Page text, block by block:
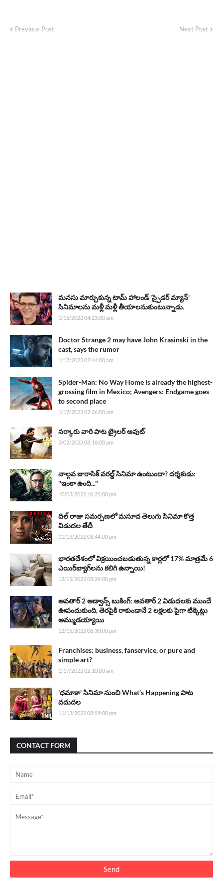
Previous Post Next Post
మనసు మార్చుకున్న టామ్ హాలండ్ 'స్పైడర్ మ్యాన్'
సినిమాలను మళ్లీ మళ్లీ తీయాలనుకుంటున్నాడు.
1/16/2022 04:23:00 am
Doctor Strange 2 may have John Krasinski in the
cast, says the rumor
1/17/2022 02:44:00 am
Spider-Man: No Way Home is already the highest-
grossing film in Mexico; Avengers: Endgame goes
to second place
1/17/2022 02:26:00 am
సర్కారు వారి పాట ట్రైలర్ అవుట్
5/02/2022 08:16:00 am
నాల్గవ జురాసిక్ వరల్డ్ సినిమా ఉంటుందా? దర్శకుడు:
"ఇంకా ఉంది..."
10/03/2022 10:25:00 pm
దిల్ రాజు సమర్పణలో మసూద తెలుగు సినిమా కొత్త
విడుదల తేదీ
11/13/2022 08:44:00 pm
భారతదేశంలో విక్రయించబడుతున్న కార్లలో 17% మాత్రమే 6
ఎయిర్‌బ్యాగ్‌లను కలిగి ఉన్నాయి!
12/15/2022 08:24:00 pm
అవతార్ 2 అడ్వాన్స్ బుకింగ్: అవతార్ 2 విడుదలకు ముందే
ఊపందుకుంది, తెరపైకి రాకుండానే 2 లక్షలకు పైగా టిక్కెట్లు
అమ్ముడయ్యాయి
12/15/2022 08:30:00 pm
Franchises: business, fanservice, or pure and
simple art?
1/17/2022 02:10:00 am
'ధమాకా' సినిమా నుంచి What’s Happening పాట
వదుదల
11/13/2022 08:59:00 pm
CONTACT FORM